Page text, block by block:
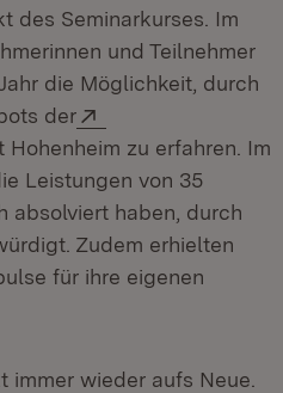
des Seminarkurses. Im
und Teilnehmer
die Möglichkeit, durch
der
zu erfahren. Im
Leistungen von 35
absolviert haben, durch
Zudem erhielten
für ihre eigenen
immer wieder aufs Neue.